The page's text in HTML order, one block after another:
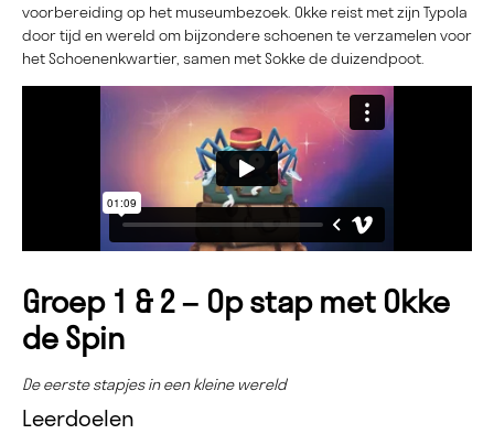
voorbereiding op het museumbezoek. Okke reist met zijn Typola
door tijd en wereld om bijzondere schoenen te verzamelen voor
het Schoenenkwartier, samen met Sokke de duizendpoot.
Groep 1 & 2 – Op stap met Okke
de Spin
De eerste stapjes in een kleine wereld
Leerdoelen